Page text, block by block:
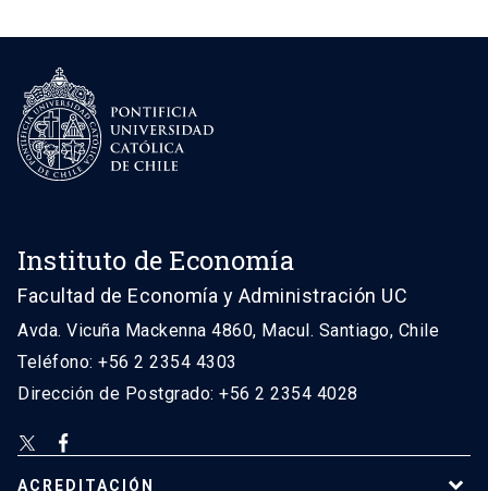
Instituto de Economía
Facultad de Economía y Administración UC
Avda. Vicuña Mackenna 4860, Macul. Santiago, Chile
Teléfono: +56 2 2354 4303
Dirección de Postgrado: +56 2 2354 4028
ACREDITACIÓN